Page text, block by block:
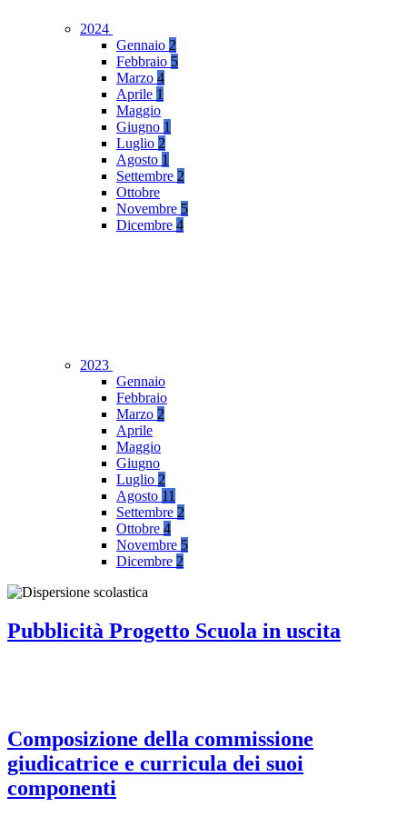
2024
Gennaio 2
Febbraio 5
Marzo 4
Aprile 1
Maggio
Giugno 1
Luglio 2
Agosto 1
Settembre 2
Ottobre
Novembre 5
Dicembre 4
2023
Gennaio
Febbraio
Marzo 2
Aprile
Maggio
Giugno
Luglio 2
Agosto 11
Settembre 2
Ottobre 4
Novembre 5
Dicembre 2
Pubblicità Progetto Scuola in uscita
Composizione della commissione
giudicatrice e curricula dei suoi
componenti